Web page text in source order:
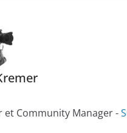
et Community Manager -